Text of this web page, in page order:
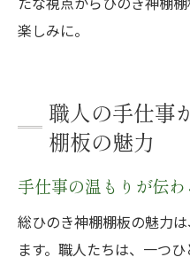
楽しみに。
職人の手仕事
棚板の魅力
手仕事の温もりが伝
総ひのき神棚棚板の魅力
ます。職人たちは、一つ